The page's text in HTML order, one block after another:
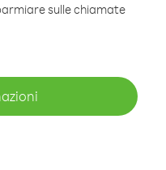
sulle chiamate